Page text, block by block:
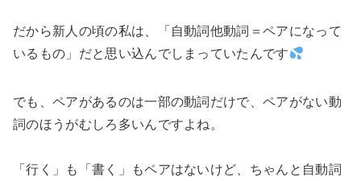
だから新人の頃の私は、「自動詞他動詞＝ペアになって
いるもの」だと思い込んでしまっていたんです
でも、ペアがあるのは一部の動詞だけで、ペアがない動
詞のほうがむしろ多いんですよね。
「行く」も「書く」もペアはないけど、ちゃんと自動詞